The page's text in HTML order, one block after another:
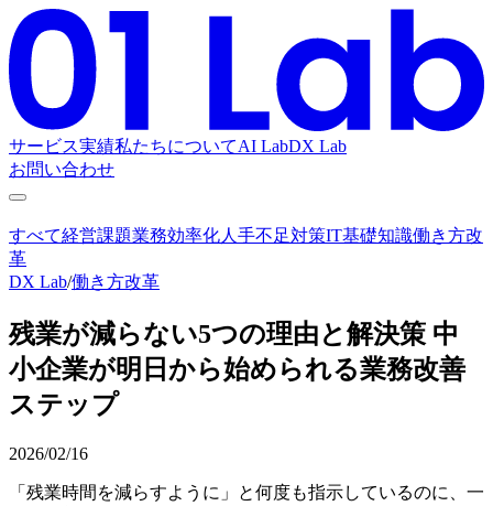
サービス実績私たちについてAI LabDX Lab
お問い合わせ
すべて経営課題業務効率化人手不足対策IT基礎知識働き方改
革
DX Lab/働き方改革
残業が減らない5つの理由と解決策 中
小企業が明日から始められる業務改善
ステップ
2026/02/16
「残業時間を減らすように」と何度も指示しているのに、一